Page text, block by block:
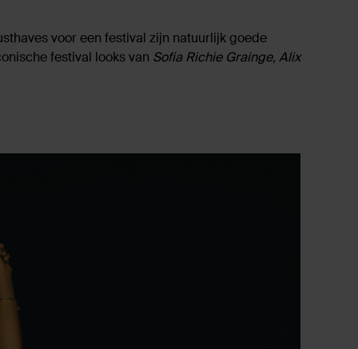
voor een festival zijn natuurlijk goede
festival looks van Sofia Richie Grainge, Alix